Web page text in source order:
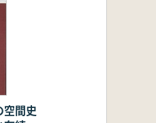
空間史